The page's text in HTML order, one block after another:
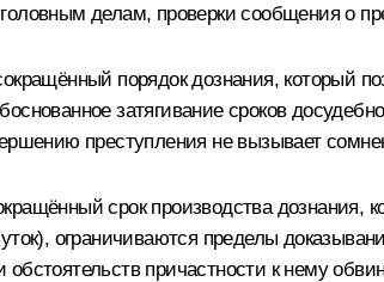
делам, проверки сообщения о
порядок дознания, который
затягивание сроков
преступления не вызывает
срок производства
ограничиваются пределы
причастности к нему